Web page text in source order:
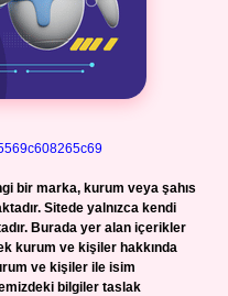
bir marka, kurum veya şahıs
Sitede yalnızca kendi
Burada yer alan içerikler
kurum ve kişiler hakkında
ve kişiler ile isim
bilgiler taslak